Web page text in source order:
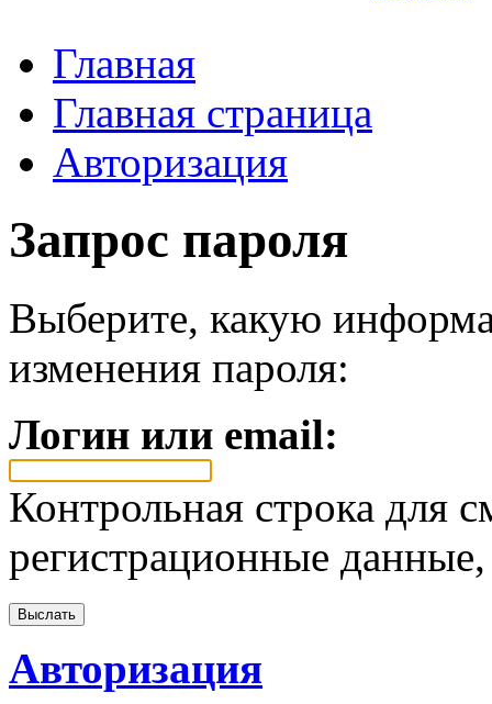
Главная
Главная страница
Авторизация
Запрос пароля
Выберите, какую
изменения пароля:
Логин или email:
Контрольная строка для
регистрационные
Авторизация